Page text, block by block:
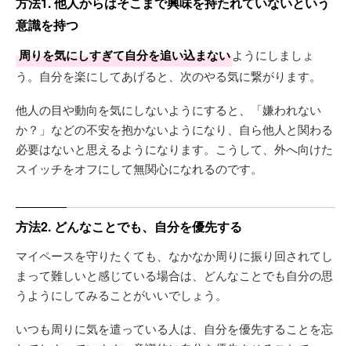
意識を持つ
周りを気にしすぎて自分を追い込まないようにしましょ
う。自分を楽にしてあげると、次のやる気に繋がります。
他人の目や動向を気にしないようにすると、「嫌われない
か？」などの不安を抱かないようになり、自ら他人と関わる
必要はないと思えるようになります。こうして、外へ向けた
スイッチをオフにして無関心になれるのです。
方法2. どんなことでも、自分を優先する
マイペースを守りたくても、なかなか周りに振り回されてし
まって難しいと感じている場合は、どんなことでも自分の思
うようにしてみることがいいでしょう。
いつも周りに気を遣っている人は、自分を優先することを忘